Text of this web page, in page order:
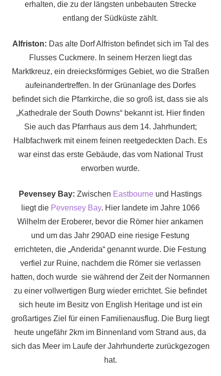
erhalten, die zu der längsten unbebauten Strecke
entlang der Südküste zählt.
Alfriston: Das alte Dorf Alfriston befindet sich im Tal des
Flusses Cuckmere. In seinem Herzen liegt das
Marktkreuz, ein dreiecksförmiges Gebiet, wo die Straßen
aufeinandertreffen. In der Grünanlage des Dorfes
befindet sich die Pfarrkirche, die so groß ist, dass sie als
„Kathedrale der South Downs“ bekannt ist. Hier finden
Sie auch das Pfarrhaus aus dem 14. Jahrhundert;
Halbfachwerk mit einem feinen reetgedeckten Dach. Es
war einst das erste Gebäude, das vom National Trust
erworben wurde.
Pevensey Bay: Zwischen Eastbourne und Hastings
liegt die Pevensey Bay. Hier landete im Jahre 1066
Wilhelm der Eroberer, bevor die Römer hier ankamen
und um das Jahr 290AD eine riesige Festung
errichteten, die „Anderida“ genannt wurde. Die Festung
verfiel zur Ruine, nachdem die Römer sie verlassen
hatten, doch wurde sie während der Zeit der Normannen
zu einer vollwertigen Burg wieder errichtet. Sie befindet
sich heute im Besitz von English Heritage und ist ein
großartiges Ziel für einen Familienausflug. Die Burg liegt
heute ungefähr 2km im Binnenland vom Strand aus, da
sich das Meer im Laufe der Jahrhunderte zurückgezogen
hat.